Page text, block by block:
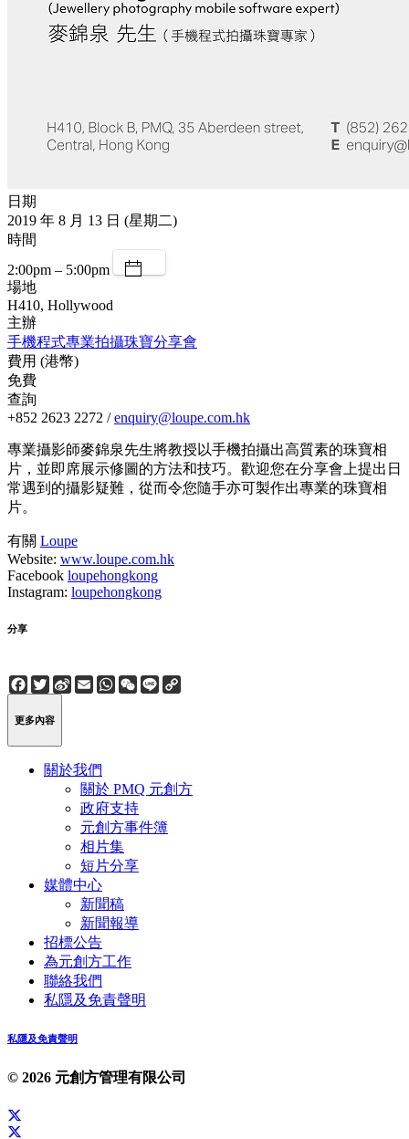
日期
2019 年 8 月 13 日 (星期二)
時間
2:00pm – 5:00pm
場地
H410, Hollywood
主辦
手機程式專業拍攝珠寶分享會
費用 (港幣)
免費
查詢
+852 2623 2272 /enquiry@loupe.com.hk
專業攝影師麥錦泉先生將教授以手機拍攝出高質素的珠寶相
片，並即席展示修圖的方法和技巧。歡迎您在分享會上提出日
常遇到的攝影疑難，從而令您隨手亦可製作出專業的珠寶相
片。
有關 Loupe
Website: www.loupe.com.hk
Facebook loupehongkong
Instagram: loupehongkong
分享
Facebook
Twitter
Sina
Weibo
EmailWhatsApp
WeChat
Line
更多內容
關於我們
關於 PMQ 元創方
政府支持
元創方事件簿
相片集
短片分享
媒體中心
新聞稿
新聞報導
招標公告
為元創方工作
聯絡我們
私隱及免責聲明
私隱及免責聲明
© 2026 元創方管理有限公司